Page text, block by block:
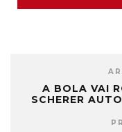
A BOLA VAI
SCHERER